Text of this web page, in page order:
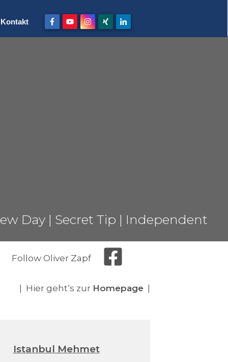
Kontakt
Day | Secret Tip | Independent
Follow Oliver Zapf
| Hier geht‘s zur Homepage
Istanbul Mehmet